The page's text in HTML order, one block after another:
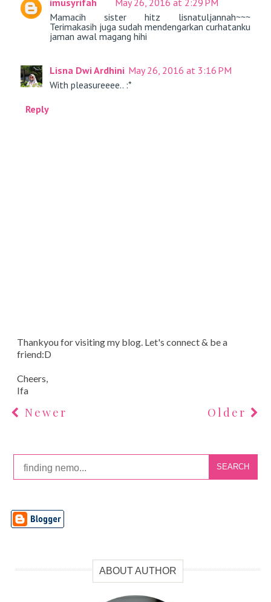
imusyrifah
May 26, 2016 at 2:29 PM
Mamacih sister hitz lisnatuljannah~~~
Terimakasih juga sudah mendengarkan curhatanku
jaman awal magang hihi
Lisna Dwi Ardhini May 26, 2016 at 3:16 PM
With pleasureeee.. :*
Reply
Thankyou for visiting my blog. Let's connect & be a
friend:D
Cheers,
Ifa
Newer Older
SEARCH
ABOUT AUTHOR